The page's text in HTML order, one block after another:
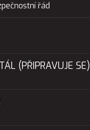
řád
(PŘIPRAVUJE SE)